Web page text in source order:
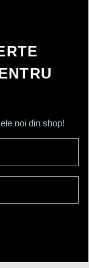
noi din shop!